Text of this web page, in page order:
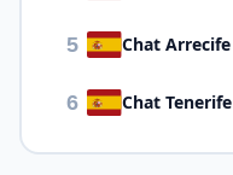
5 Chat Arrecife
6 Chat Tenerife